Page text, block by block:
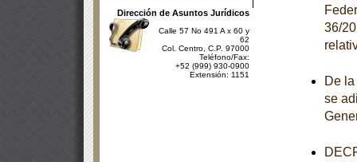
Dirección de Asuntos Jurídicos
Calle 57 No 491 A x 60 y
62
Col. Centro, C.P. 97000
Teléfono/Fax:
+52 (999) 930-0900
Extensión: 1151
36/
De
se